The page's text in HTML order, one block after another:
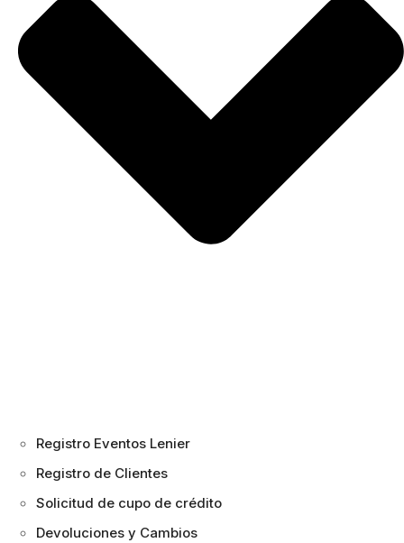
Registro Eventos Lenier
Registro de Clientes
Solicitud de cupo de crédito
Devoluciones y Cambios